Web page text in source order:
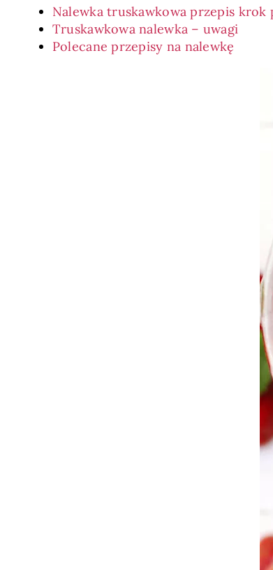
Nalewka truskawkowa przepis krok
Truskawkowa nalewka – uwagi
Polecane przepisy na nalewkę